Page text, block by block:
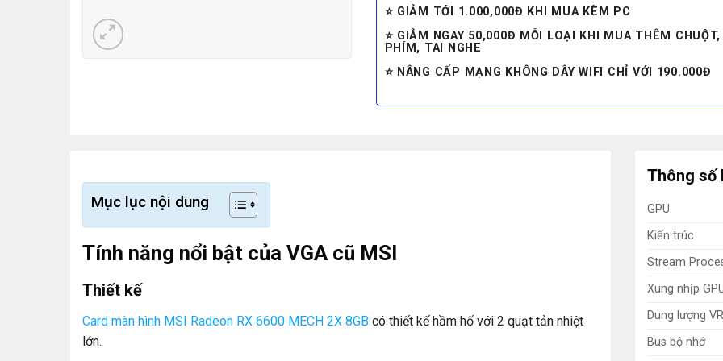
⭐ GIẢM TỚI 1.000,000Đ KHI MUA KÈM PC
⭐ GIẢM NGAY 50,000Đ MỖI LOẠI KHI MUA THÊM CHUỘT,
PHÍM, TAI NGHE
⭐ NÂNG CẤP MẠNG KHÔNG DÂY WIFI CHỈ VỚI 190.000Đ
Mục lục nội dung
Tính năng nổi bật của VGA cũ MSI
Thiết kế
Card màn hình MSI Radeon RX 6600 MECH 2X 8GB có thiết kế hầm hố với 2 quạt tản nhiệt
lớn.
Thông số
GPU
Kiến trúc
Stream
Xung nhịp
Dung lượng
Bus bộ nhớ